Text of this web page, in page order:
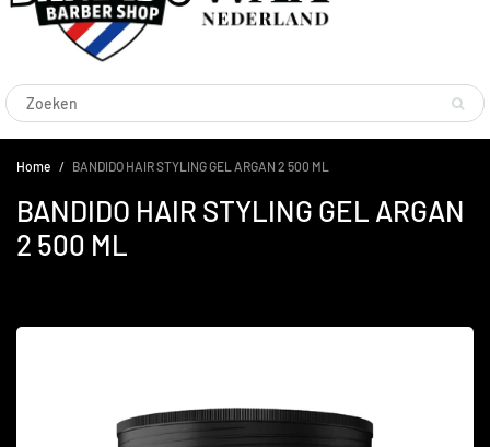
Home BANDIDO HAIR STYLING GEL ARGAN 2 500 ML
BANDIDO HAIR STYLING GEL ARGAN
2 500 ML